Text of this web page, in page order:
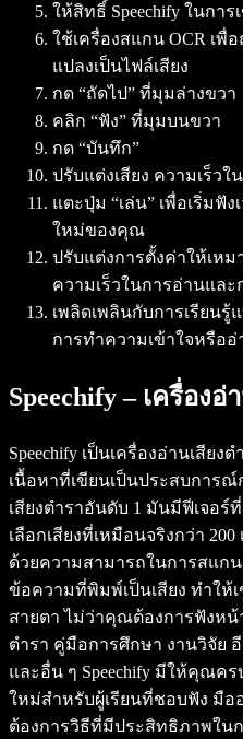
ให้สิทธิ์ Speechify ในกา
ใช้เครื่องสแกน OCR เ
แปลงเป็นไฟล์เสียง
กด “ถัดไป” ที่มุมล่างขวา
คลิก “ฟัง” ที่มุมบนขวา
กด “บันทึก”
ปรับแต่งเสียง ความเร็ว
แตะปุ่ม “เล่น” เพื่อเริ่มฟั
ใหม่ของคุณ
ปรับแต่งการตั้งค่าให้เห
ความเร็วในการอ่านและ
เพลิดเพลินกับการเรียน
การทำความเข้าใจหรือ
Speechify – เครื่อง
Speechify เป็นเครื่องอ่านเสีย
เนื้อหาที่เขียนเป็นประสบการณ์
เสียงตำราอันดับ 1 มันมีฟีเจอ
เลือกเสียงที่เหมือนจริงกว่า
ด้วยความสามารถในการสแกน
ข้อความที่พิมพ์เป็นเสียง ทำให้
สายตา ไม่ว่าคุณต้องการฟังหน้า
ตำรา คู่มือการศึกษา งานวิจัย
และอื่น ๆ Speechify มีให้คุณค
ใหม่สำหรับผู้เรียนที่ชอบฟัง มื
ต้องการวิธีที่มีประสิทธิภาพใน